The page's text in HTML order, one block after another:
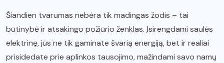
Šiandien tvarumas nebėra tik madingas žodis – tai
būtinybė ir atsakingo požiūrio ženklas. Įsirengdami saulės
elektrinę, jūs ne tik gaminate švarią energiją, bet ir realiai
prisidedate prie aplinkos tausojimo, mažindami savo namų